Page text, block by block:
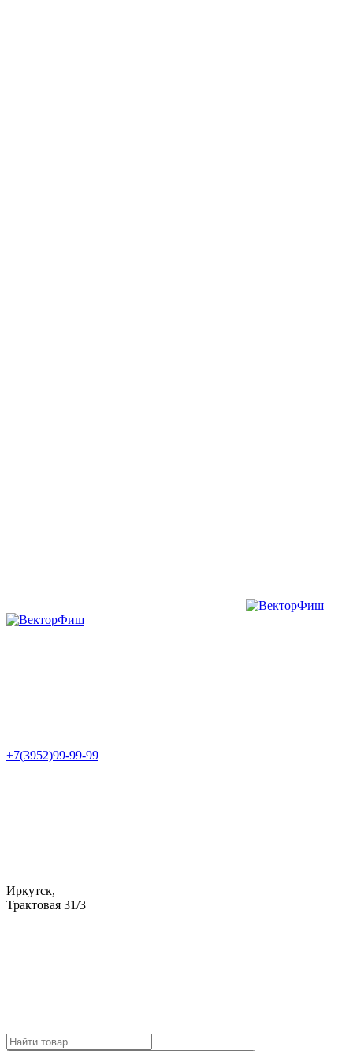
+7(3952)99-99-99
Иркутск,
Трактовая 31/3